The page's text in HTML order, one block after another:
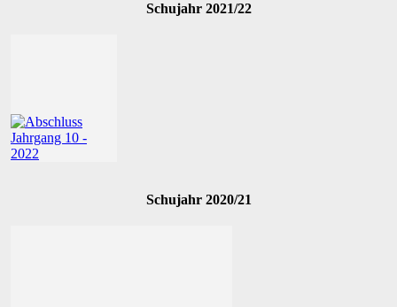
Schujahr 2021/22
Schujahr 2020/21